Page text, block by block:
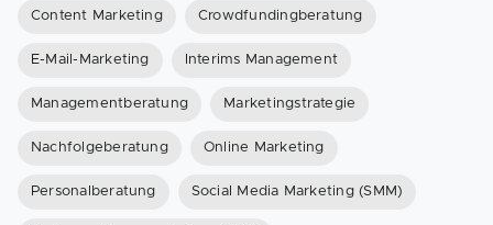
Content Marketing Crowdfundingberatung
E-Mail-Marketing Interims Management
Managementberatung Marketingstrategie
Nachfolgeberatung Online Marketing
Personalberatung Social Media Marketing (SMM)